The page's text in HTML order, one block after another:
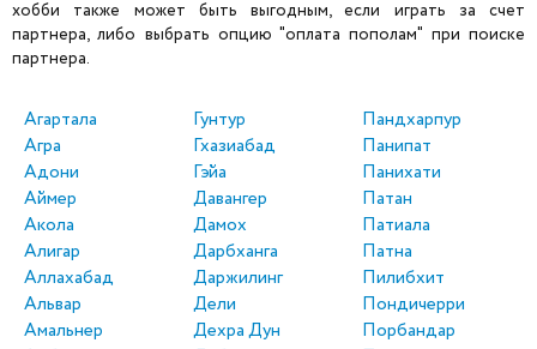
хобби также может быть выгодным, если играть за счет
партнера, либо выбрать опцию "оплата пополам" при поиске
партнера.
Агартала
Агра
Адони
Аймер
Акола
Алигар
Аллахабад
Альвар
Амальнер
Гунтур
Гхазиабад
Гэйа
Давангер
Дамох
Дарбханга
Даржилинг
Дели
Дехра Дун
Пандхарпур
Панипат
Панихати
Патан
Патиала
Патна
Пилибхит
Пондичерри
Порбандар